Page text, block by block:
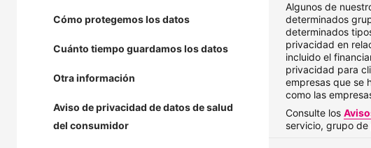
Cómo protegemos los datos
Cuánto tiempo guardamos los datos
Otra información
Aviso de privacidad de datos de salud
del consumidor
Algunos de
determinados
determinados
privacidad en
incluido el
privacidad para
empresas que se
como las
Consulte los
servicio, grupo